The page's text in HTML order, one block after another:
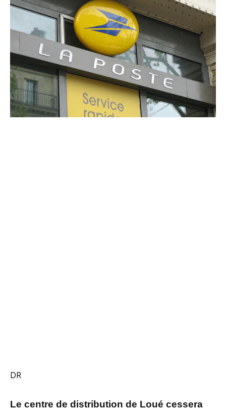
DR
Le centre de distribution de Loué cessera